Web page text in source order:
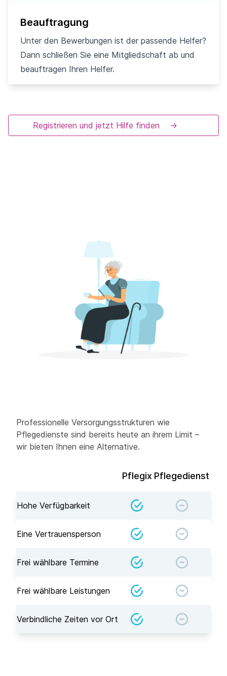
Beauftragung
Unter den Bewerbungen ist der passende Helfer?
Dann schließen Sie eine Mitgliedschaft ab und
beauftragen Ihren Helfer.
Registrieren und jetzt Hilfe finden →
Professionelle Versorgungsstrukturen wie
Pflegedienste sind bereits heute an ihrem Limit –
wir bieten Ihnen eine Alternative.
Pflegix Pflegedienst
Hohe Verfügbarkeit
Eine Vertrauensperson
Frei wählbare Termine
Frei wählbare Leistungen
Verbindliche Zeiten vor Ort